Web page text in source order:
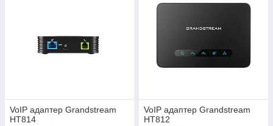
VoIP адаптер Grandstream
HT814
VoIP адаптер Grandstream
HT812